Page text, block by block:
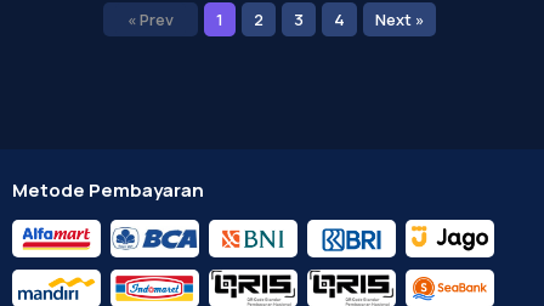
« Prev 1 2 3 4 Next »
Metode Pembayaran